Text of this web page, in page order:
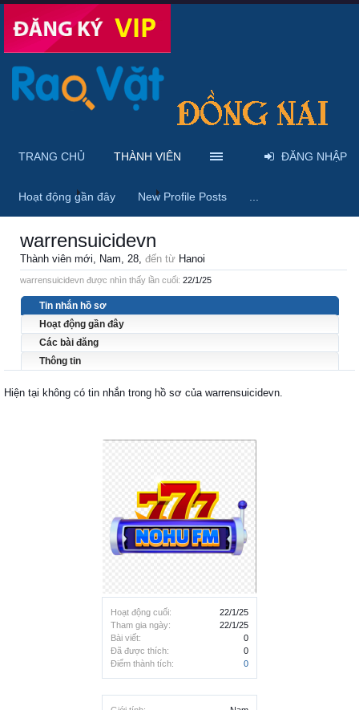
Trang chủ Thành viên warrensuicidevn
Hoạt động cuối:
22/1/25
Tham gia ngày:
22/1/25
Bài viết:
0
Đã được thích:
0
Điểm thành tích:
0
warrensuicidevn
Thành viên mới, Nam, 28, đến từ Hanoi
warrensuicidevn được nhìn thấy lần cuối: 22/1/25
Tin nhắn hồ sơ
Hoạt động gần đây
Các bài đăng
Thông tin
Hiện tại không có tin nhắn trong hồ sơ của warrensuicidevn.
TRANG CHỦ THÀNH VIÊN
Hoạt động gần đây New Profile Posts
ĐĂNG NHẬP